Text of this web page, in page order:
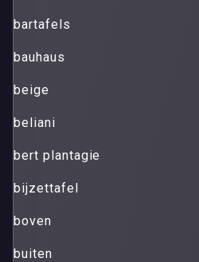
bartafels
bauhaus
beige
beliani
bert plantagie
bijzettafel
boven
buiten